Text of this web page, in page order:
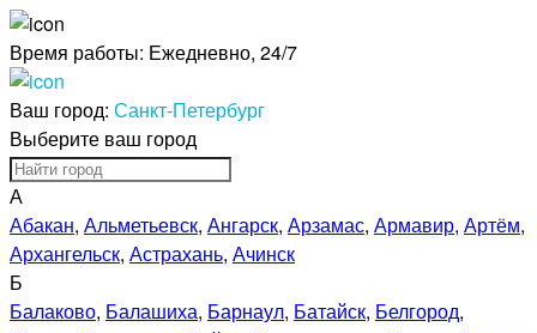
Время работы: Ежедневно, 24/7
Ваш город: Санкт-Петербург
Выберите ваш город
А
Абакан, Альметьевск, Ангарск, Арзамас, Армавир, Артём,
Архангельск, Астрахань, Ачинск
Б
Балаково, Балашиха, Барнаул, Батайск, Белгород,